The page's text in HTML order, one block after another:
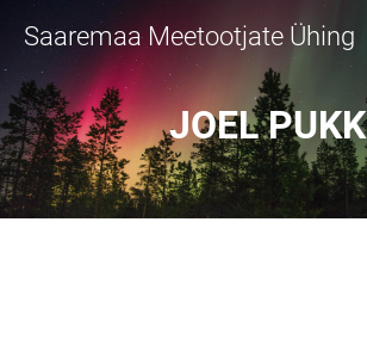
Saaremaa Meetootjate Ühing
JOEL PUKK